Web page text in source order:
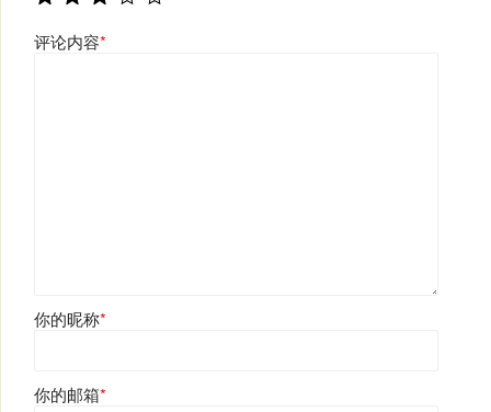
评论内容*
你的昵称*
你的邮箱*